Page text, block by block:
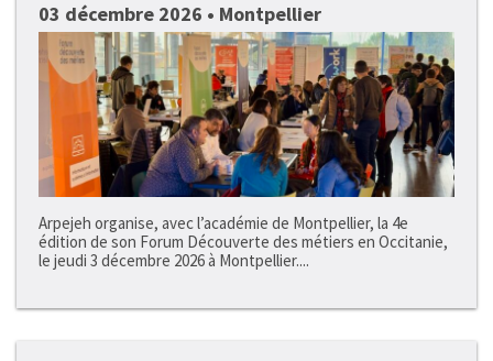
03 décembre 2026 • Montpellier
Arpejeh organise, avec l’académie de Montpellier, la 4e
édition de son Forum Découverte des métiers en Occitanie,
le jeudi 3 décembre 2026 à Montpellier....